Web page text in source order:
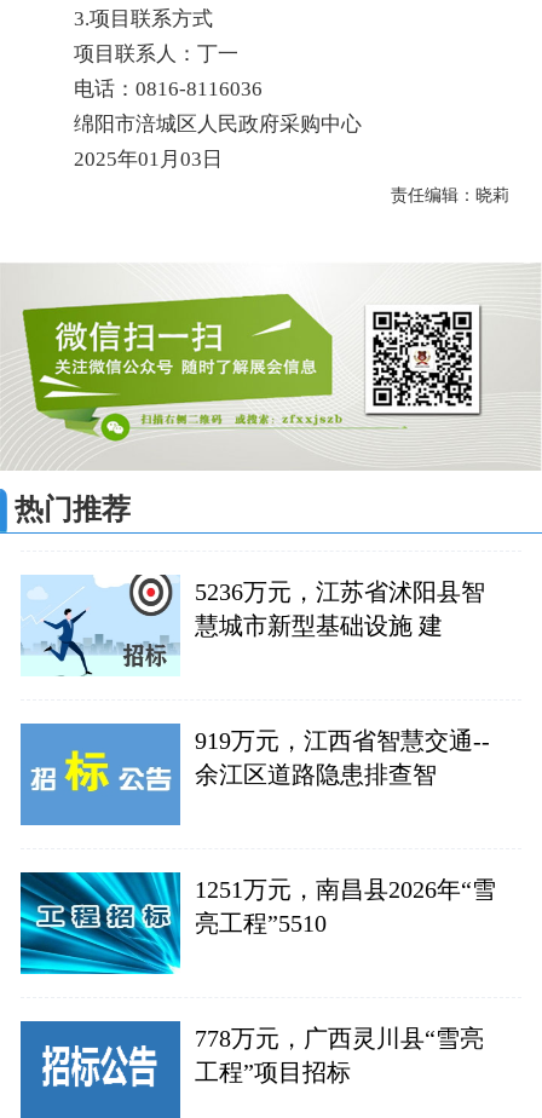
3.项目联系方式
项目联系人：丁一
电话：0816-8116036
绵阳市涪城区人民政府采购中心
2025年01月03日
责任编辑：晓莉
热门推荐
5236万元，江苏省沭阳县智
慧城市新型基础设施 建
919万元，江西省智慧交通--
余江区道路隐患排查智
1251万元，南昌县2026年“雪
亮工程”5510
778万元，广西灵川县“雪亮
工程”项目招标